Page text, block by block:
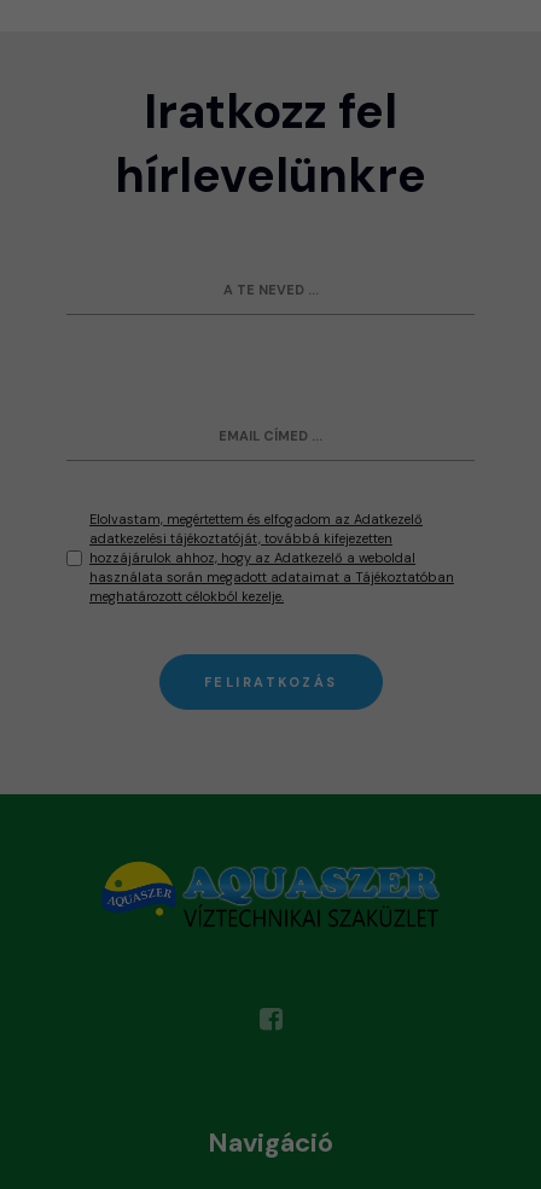
Iratkozz fel
hírlevelünkre
Elolvastam, megértettem és elfogadom az Adatkezelő
adatkezelési tájékoztatóját, továbbá kifejezetten
hozzájárulok ahhoz, hogy az Adatkezelő a weboldal
használata során megadott adataimat a Tájékoztatóban
meghatározott célokból kezelje.
FELIRATKOZÁS
Navigáció